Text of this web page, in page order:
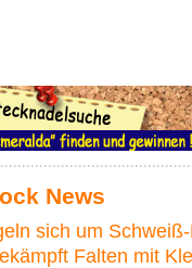
News
sich um
Falten mit